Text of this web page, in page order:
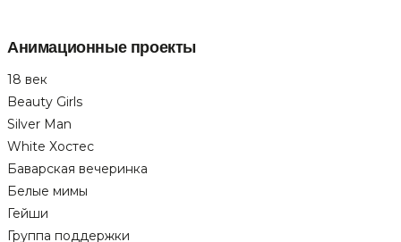
Анимационные проекты
18 век
Beauty Girls
Silver Man
White Хостес
Баварская вечеринка
Белые мимы
Гейши
Группа поддержки